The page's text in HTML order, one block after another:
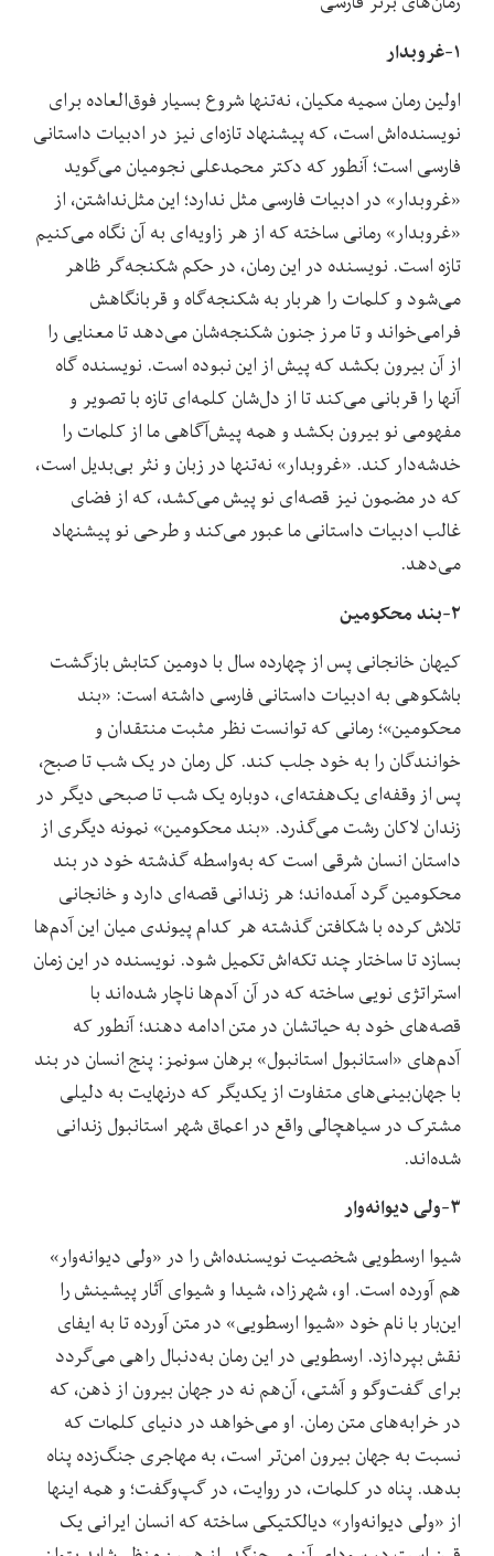
۱-غروبدار
اولین رمان سمیه مکیان، نه‌تنها شروع بسیار فوق‌العاده برای
نویسنده‌اش است، که پیشنهاد تازه‌ای نیز در ادبیات داستانی
فارسی است؛ آنطور که دکتر محمدعلی نجومیان می‌گوید
«غروبدار» در ادبیات فارسی مثل ندارد؛ این مثل‌نداشتن، از
«غروبدار» رمانی ساخته که از هر زاویه‌ای به آن نگاه می‌کنیم
تازه است. نویسنده در این رمان، در حکم شکنجه‌گر ظاهر
می‌شود و کلمات را هربار به شکنجه‌گاه و قربانگاهش
فرامی‌خواند و تا مرز جنون شکنجه‌شان می‌دهد تا معنایی را
از آن بیرون بکشد که پیش از این نبوده است. نویسنده گاه
آنها را قربانی می‌کند تا از دل‌شان کلمه‌ای تازه با تصویر و
مفهومی نو بیرون بکشد و همه پیش‌آگاهی ما از کلمات را
خدشه‌دار کند. «غروبدار» نه‌تنها در زبان و نثر بی‌بدیل است،
که در مضمون نیز قصه‌ای نو پیش می‌کشد، که از فضای
غالب ادبیات داستانی ما عبور می‌کند و طرحی نو پیشنهاد
می‌دهد.
۲-بند محکومین
کیهان خانجانی پس از چهارده سال با دومین کتابش بازگشت
باشکوهی به ادبیات داستانی فارسی داشته است: «بند
محکومین»؛ رمانی که توانست نظر مثبت منتقدان و
خوانندگان را به خود جلب کند. کل رمان در یک شب تا صبح،
پس از وقفه‌ای یک‌هفته‌ای، دوباره یک شب تا صبحی دیگر در
زندان لاکان رشت می‌گذرد. «بند محکومین» نمونه دیگری از
داستان انسان شرقی است که به‌واسطه گذشته خود در بند
محکومین گرد آمده‌اند؛ هر زندانی قصه‌ای دارد و خانجانی
تلاش کرده با شکافتن گذشته هر کدام پیوندی میان این آدم‌ها
بسازد تا ساختار چند تکه‌اش تکمیل شود. نویسنده در این زمان
استراتژی نویی ساخته که در آن آدم‌ها ناچار شده‌اند با
قصه‌های خود به حیاتشان در متن ادامه دهند؛ آنطور که
آدم‌های «استانبول استانبول» برهان سونمز: پنج انسان در بند
با جهان‌بینی‌های متفاوت از یکدیگر که درنهایت به دلیلی
مشترک در سیاهچالی واقع در اعماق شهر استانبول زندانی
شده‌اند.
۳-ولی دیوانه‌وار
شیوا ارسطویی شخصیت نویسنده‌اش را در «ولی دیوانه‌وار»
هم آورده است. او، شهرزاد، شیدا و شیوای آثار پیشینش را
این‌بار با نام خود «شیوا ارسطویی» در متن آورده تا به ایفای
نقش بپردازد. ارسطویی در این رمان به‌دنبال راهی می‌گردد
برای گفت‌وگو و آشتی، آن‌هم نه در جهان بیرون از ذهن، که
در خرابه‌های متن رمان. او می‌خواهد در دنیای کلمات که
نسبت به جهان بیرون امن‌تر است، به مهاجری جنگ‌زده پناه
بدهد. پناه در کلمات، در روایت، در گپ‌وگفت؛ و همه اینها
از «ولی دیوانه‌وار» دیالکتیکی ساخته که انسان ایرانی یک